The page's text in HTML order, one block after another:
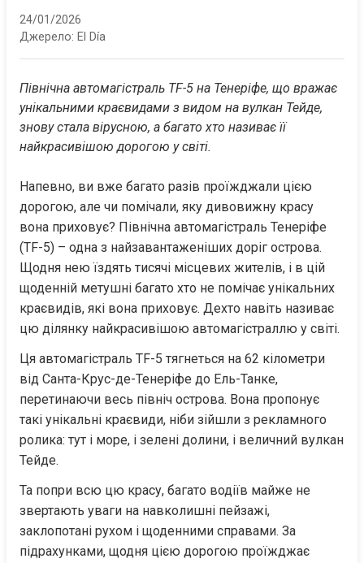
24/01/2026
Джерело: El Día
Північна автомагістраль TF-5 на Тенеріфе, що вражає
унікальними краєвидами з видом на вулкан Тейде,
знову стала вірусною, а багато хто називає її
найкрасивішою дорогою у світі.
Напевно, ви вже багато разів проїжджали цією
дорогою, але чи помічали, яку дивовижну красу
вона приховує? Північна автомагістраль Тенеріфе
(TF-5) – одна з найзавантаженіших доріг острова.
Щодня нею їздять тисячі місцевих жителів, і в цій
щоденній метушні багато хто не помічає унікальних
краєвидів, які вона приховує. Дехто навіть називає
цю ділянку найкрасивішою автомагістраллю у світі.
Ця автомагістраль TF-5 тягнеться на 62 кілометри
від Санта-Крус-де-Тенеріфе до Ель-Танке,
перетинаючи весь північ острова. Вона пропонує
такі унікальні краєвиди, ніби зійшли з рекламного
ролика: тут і море, і зелені долини, і величний вулкан
Тейде.
Та попри всю цю красу, багато водіїв майже не
звертають уваги на навколишні пейзажі,
заклопотані рухом і щоденними справами. За
підрахунками, щодня цією дорогою проїжджає